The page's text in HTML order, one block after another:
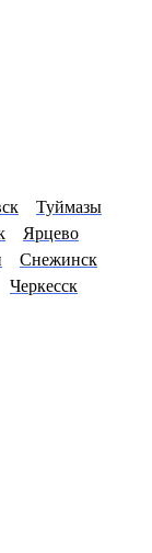
Туймазы
Ярцево
Снежинск
Черкесск